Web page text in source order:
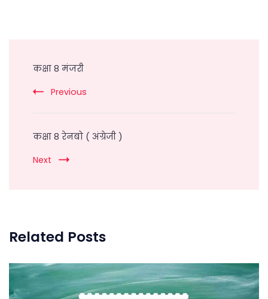
Navigation
कक्षा 8 मंजरी
Previous
कक्षा 8 रेनबो ( अंग्रेजी )
Next
Related Posts